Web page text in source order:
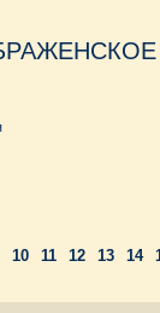
10 11 12 13 14